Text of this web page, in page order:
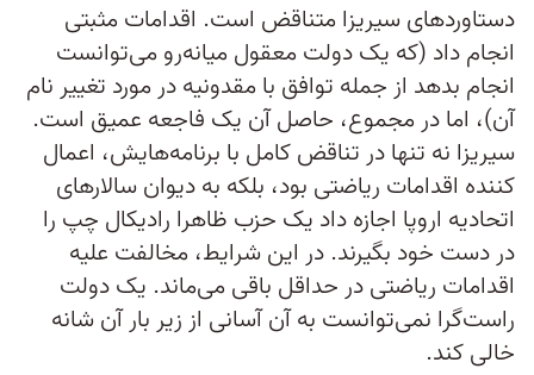
دستاوردهای سیریزا متناقض است. اقدامات مثبتی
انجام داد (که یک دولت معقول میانه‌رو می‌توانست
انجام بدهد از جمله توافق با مقدونیه در مورد تغییر نام
آن)، اما در مجموع، حاصل آن یک فاجعه عمیق است.
سیریزا نه تنها در تناقض کامل با برنامه‌هایش، اعمال
کننده اقدامات ریاضتی بود، بلکه به دیوان سالارهای
اتحادیه اروپا اجازه داد یک حزب ظاهرا رادیکال چپ را
در دست خود بگیرند. در این شرایط، مخالفت علیه
اقدامات ریاضتی در حداقل باقی می‌ماند. یک دولت
راست‌گرا نمی‌توانست به آن آسانی از زیر بار آن شانه
خالی کند.